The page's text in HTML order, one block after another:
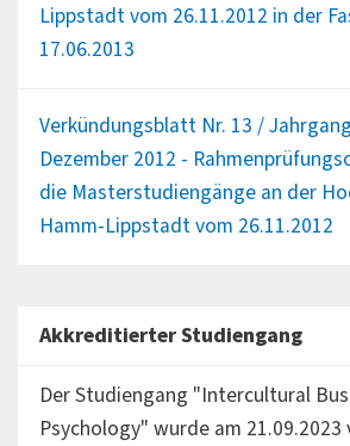
Lippstadt vom 26.11.2012 in der
17.06.2013
Verkündungsblatt Nr. 13 /
Dezember 2012 -
die Masterstudiengänge an der
Hamm-Lippstadt vom 26.11.2012
Akkreditierter Studiengang
Der Studiengang "Intercultural
Psychology" wurde am 21.09.2023